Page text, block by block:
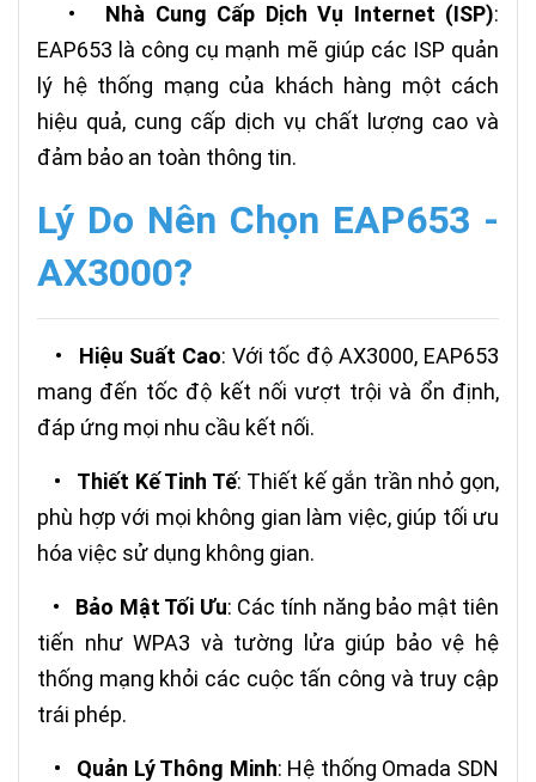
• Nhà Cung Cấp Dịch Vụ Internet (ISP):
EAP653 là công cụ mạnh mẽ giúp các ISP quản
lý hệ thống mạng của khách hàng một cách
hiệu quả, cung cấp dịch vụ chất lượng cao và
đảm bảo an toàn thông tin.
Lý Do Nên Chọn EAP653 -
AX3000?
• Hiệu Suất Cao: Với tốc độ AX3000, EAP653
mang đến tốc độ kết nối vượt trội và ổn định,
đáp ứng mọi nhu cầu kết nối.
• Thiết Kế Tinh Tế: Thiết kế gắn trần nhỏ gọn,
phù hợp với mọi không gian làm việc, giúp tối ưu
hóa việc sử dụng không gian.
• Bảo Mật Tối Ưu: Các tính năng bảo mật tiên
tiến như WPA3 và tường lửa giúp bảo vệ hệ
thống mạng khỏi các cuộc tấn công và truy cập
trái phép.
• Quản Lý Thông Minh: Hệ thống Omada SDN